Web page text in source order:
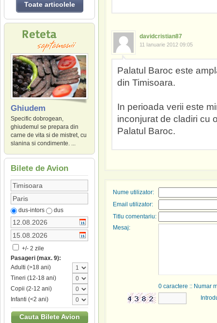
Toate articolele
Ghiudem
Specific dobrogean,
ghiudemul se prepara din
carne de vita si de mistret, cu
slanina si condimente. ...
Bilete de Avion
dus-intors dus
+/- 2 zile
Pasageri (max. 9):
Adulti (>18 ani)
Tineri (12-18 ani)
Copii (2-12 ani)
Infanti (<2 ani)
Cauta Bilete Avion
davidcristian87
11 Ianuarie 2012 09:05
Palatul Baroc este
din Timisoara.
In perioada verii este
inconjurat de cladiri cu
Palatul Baroc.
Nume utilizator:
Email utilizator:
Titlu comentariu:
Mesaj:
0 caractere :: Numar